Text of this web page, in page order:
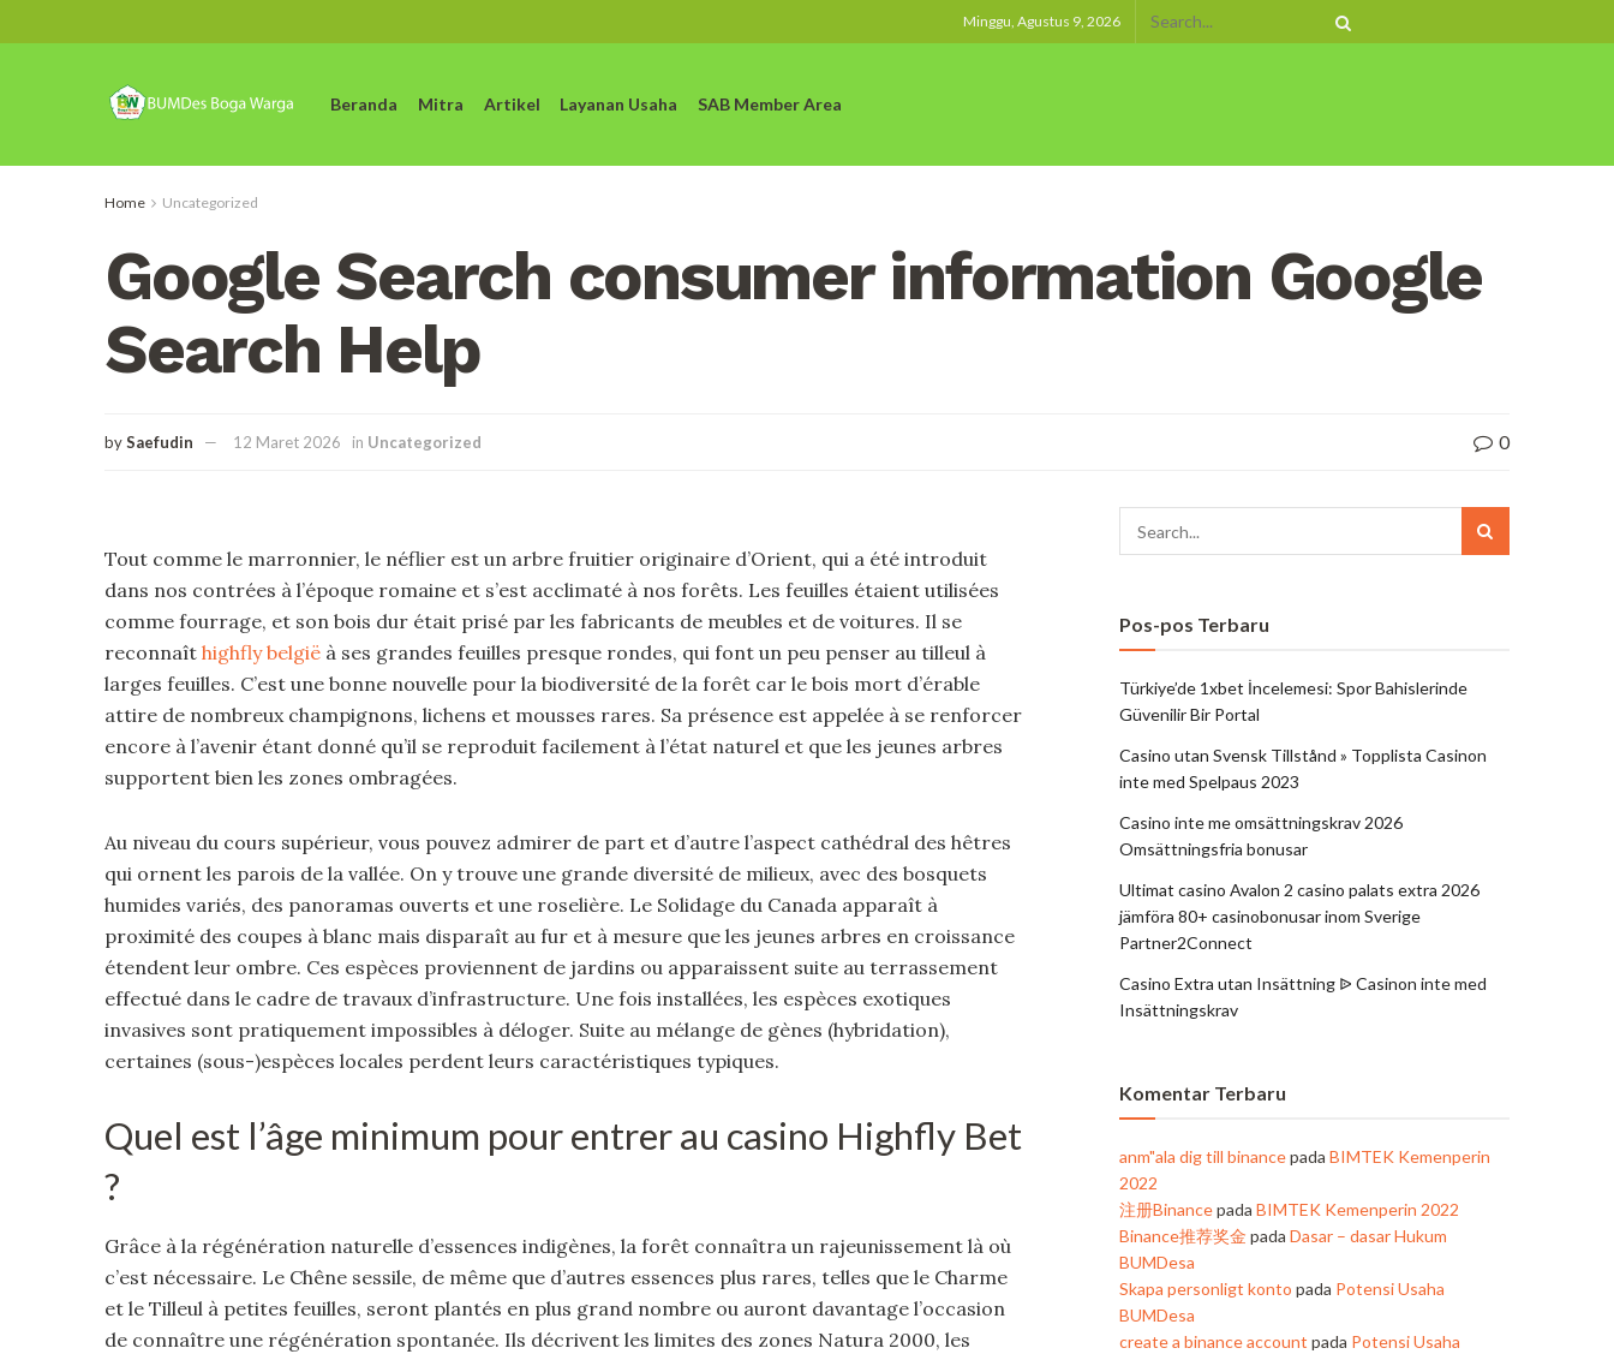
Minggu, Agustus 9, 2026
Beranda Mitra Artikel Layanan Usaha SAB Member Area
Home Uncategorized
Google Search consumer information Google
Search Help
bySaefudin 12 Maret 2026 in Uncategorized 0
Tout comme le marronnier, le néflier est un arbre fruitier originaire d’Orient, qui a été introduit
dans nos contrées à l’époque romaine et s’est acclimaté à nos forêts. Les feuilles étaient utilisées
comme fourrage, et son bois dur était prisé par les fabricants de meubles et de voitures. Il se
reconnaît highfly belgië à ses grandes feuilles presque rondes, qui font un peu penser au tilleul à
larges feuilles. C’est une bonne nouvelle pour la biodiversité de la forêt car le bois mort d’érable
attire de nombreux champignons, lichens et mousses rares. Sa présence est appelée à se renforcer
encore à l’avenir étant donné qu’il se reproduit facilement à l’état naturel et que les jeunes arbres
supportent bien les zones ombragées.
Au niveau du cours supérieur, vous pouvez admirer de part et d’autre l’aspect cathédral des hêtres
qui ornent les parois de la vallée. On y trouve une grande diversité de milieux, avec des bosquets
humides variés, des panoramas ouverts et une roselière. Le Solidage du Canada apparaît à
proximité des coupes à blanc mais disparaît au fur et à mesure que les jeunes arbres en croissance
étendent leur ombre. Ces espèces proviennent de jardins ou apparaissent suite au terrassement
effectué dans le cadre de travaux d’infrastructure. Une fois installées, les espèces exotiques
invasives sont pratiquement impossibles à déloger. Suite au mélange de gènes (hybridation),
certaines (sous-)espèces locales perdent leurs caractéristiques typiques.
Quel est l’âge minimum pour entrer au casino Highfly Bet
?
Grâce à la régénération naturelle d’essences indigènes, la forêt connaîtra un rajeunissement là où
c’est nécessaire. Le Chêne sessile, de même que d’autres essences plus rares, telles que le Charme
et le Tilleul à petites feuilles, seront plantés en plus grand nombre ou auront davantage l’occasion
de connaître une régénération spontanée. Ils décrivent les limites des zones Natura 2000, les
Pos-pos Terbaru
Türkiye’de 1xbet İncelemesi: Spor Bahislerinde
Güvenilir Bir Portal
Casino utan Svensk Tillstånd » Topplista Casinon
inte med Spelpaus 2023
Casino inte me omsättningskrav 2026
Omsättningsfria bonusar
Ultimat casino Avalon 2 casino palats extra 2026
jämföra 80+ casinobonusar inom Sverige
Partner2Connect
Casino Extra utan Insättning ᐉ Casinon inte med
Insättningskrav
Komentar Terbaru
anm"ala dig till binancepada BIMTEK Kemenperin
2022
注册Binancepada BIMTEK Kemenperin 2022
Binance推荐奖金 pada Dasar – dasar Hukum
BUMDesa
Skapa personligt konto pada Potensi Usaha
BUMDesa
create a binance account pada Potensi Usaha